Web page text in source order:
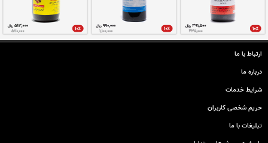
قطره بینی سیناماز
محلول عصاره ختمی
ارتباط با ما
درباره ما
شرایط خدمات
حريم شخصی كاربران
تبليغات با ما